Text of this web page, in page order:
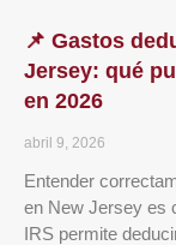
📌 Gastos
Jersey: qué
en 2026
abril 9, 2026
Entender
en New Jersey es
IRS permite